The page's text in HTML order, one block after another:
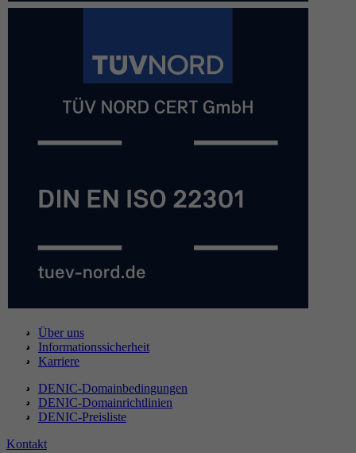
Über uns
Informationssicherheit
Karriere
DENIC-Domainbedingungen
DENIC-Domainrichtlinien
DENIC-Preisliste
Kontakt